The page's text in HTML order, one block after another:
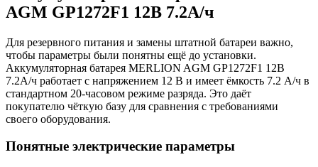
AGM GP1272F1 12В 7.2А/ч
Для резервного питания и замены штатной батареи важно,
чтобы параметры были понятны ещё до установки.
Аккумуляторная батарея MERLION AGM GP1272F1 12В
7.2А/ч работает с напряжением 12 В и имеет ёмкость 7.2 А/ч в
стандартном 20-часовом режиме разряда. Это даёт
покупателю чёткую базу для сравнения с требованиями
своего оборудования.
Понятные электрические параметры